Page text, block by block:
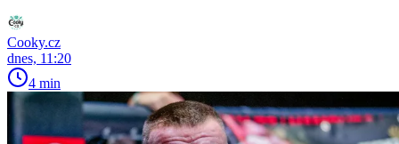
Cooky.cz
dnes, 11:20
4 min